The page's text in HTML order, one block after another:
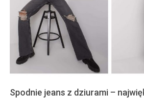
Spodnie jeans z dziurami –